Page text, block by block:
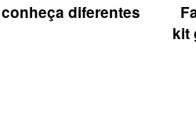
diferentes
kit